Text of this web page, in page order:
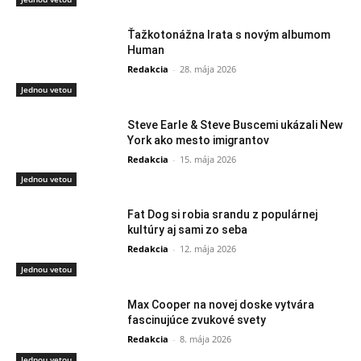
Jednou vetou
Ťažkotonážna Irata s novým albumom
Human
Redakcia - 28. mája 2026
Jednou vetou
Steve Earle & Steve Buscemi ukázali New
York ako mesto imigrantov
Redakcia - 15. mája 2026
Jednou vetou
Fat Dog si robia srandu z populárnej
kultúry aj sami zo seba
Redakcia - 12. mája 2026
Max Cooper na novej doske vytvára
fascinujúce zvukové svety
Redakcia - 8. mája 2026